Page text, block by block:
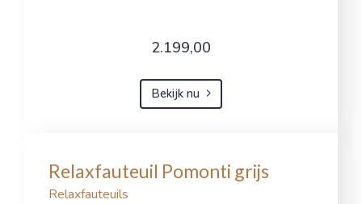
2.199,00
Bekijk nu
Relaxfauteuil Pomonti grijs
Relaxfauteuils